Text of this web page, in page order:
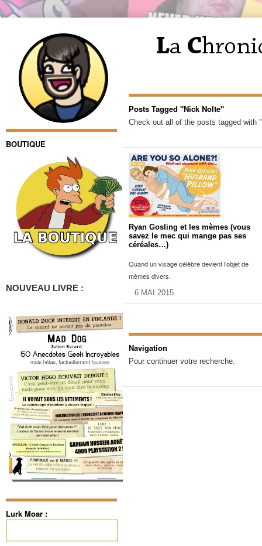
BOUTIQUE
NOUVEAU LIVRE :
Lurk Moar :
Posts Tagged "Nick Nolte"
Check out all of the posts tagged with
Ryan Gosling et les mèmes (vous
savez le mec qui mange pas ses
céréales…)
Quand un visage célèbre devient l’objet de
mèmes divers.
6 MAI 2015
Navigation
Pour continuer votre recherche.